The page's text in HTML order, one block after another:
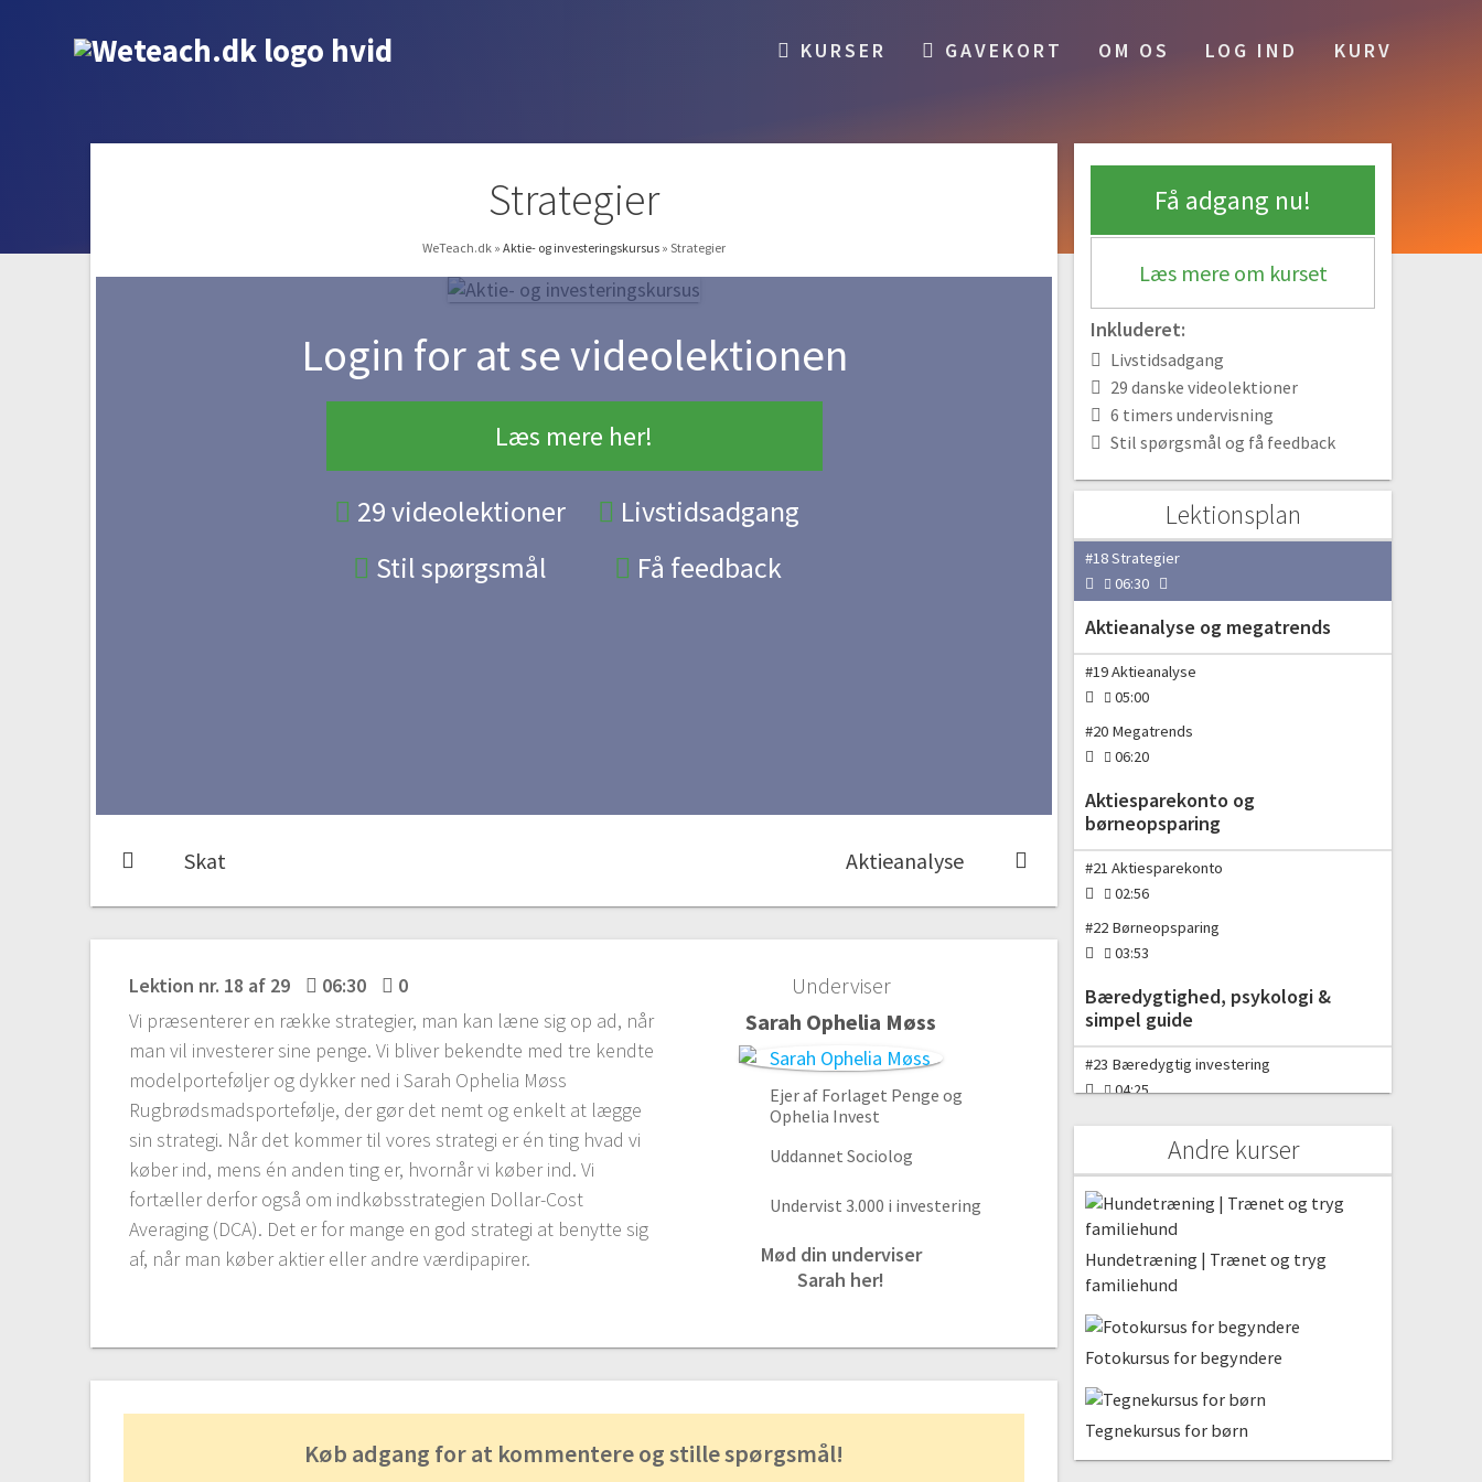
KURSER GAVEKORT OM OS LOG IND KURV
Strategier
WeTeach.dk »Aktie- og investeringskursus »Strategier
Login for at se videolektionen
Læs mere her!
29 videolektioner
Livstidsadgang
Stil spørgsmål
Få feedback
Skat Aktieanalyse
Lektion nr. 18 af 29 06:30
0
Vi præsenterer en række strategier, man kan læne sig op ad, når
man vil investerer sine penge. Vi bliver bekendte med tre kendte
modelporteføljer og dykker ned i Sarah Ophelia Møss
Rugbrødsmadsportefølje, der gør det nemt og enkelt at lægge
sin strategi. Når det kommer til vores strategi er én ting hvad vi
køber ind, mens én anden ting er, hvornår vi køber ind. Vi
fortæller derfor også om indkøbsstrategien Dollar-Cost
Averaging (DCA). Det er for mange en god strategi at benytte sig
af, når man køber aktier eller andre værdipapirer.
Underviser
Sarah Ophelia Møss
Ejer af Forlaget Penge og
Ophelia Invest
Uddannet Sociolog
Undervist 3.000 i investering
Mød din underviser
Sarah her!
Få adgang nu!
Læs mere om kurset
Inkluderet:
Livstidsadgang
29 danske videolektioner
6 timers undervisning
Stil spørgsmål og få feedback
Lektionsplan
Diversificering
#14 Defensive vs. cykliske aktier
05:05
#15 Værdi vs. vækst
Gebyrer og skat
#16 Gebyrer
06:12
#17 Skat
#18 Strategier
06:30
Aktieanalyse og megatrends
#19 Aktieanalyse
05:00
#20 Megatrends
06:20
Aktiesparekonto og
børneopsparing
#21 Aktiesparekonto
02:56
#22 Børneopsparing
03:53
Bæredygtighed, psykologi &
simpel guide
#23 Bæredygtig investering
04:25
#24 Psykologi og aktiemarkedet
#25 Tringuide for begyndere
02:09
Ekstravideoer
#26 Ekstravideo 1: Introduktion til investering
og investorprofil samt opgave
gennemgang af nordnet, saxoinvestor og
degiro
Andre kurser
Hundetræning | Trænet og tryg
familiehund
Fotokursus for begyndere
Tegnekursus for børn
Køb adgang for at kommentere og stille spørgsmål!